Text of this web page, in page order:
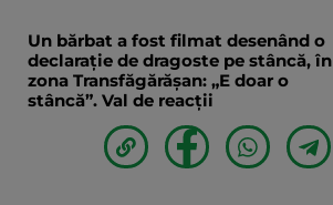
Un bărbat a fost filmat desenând o
declaraţie de dragoste pe stâncă, în
zona Transfăgărăşan: „E doar o
stâncă”. Val de reacții